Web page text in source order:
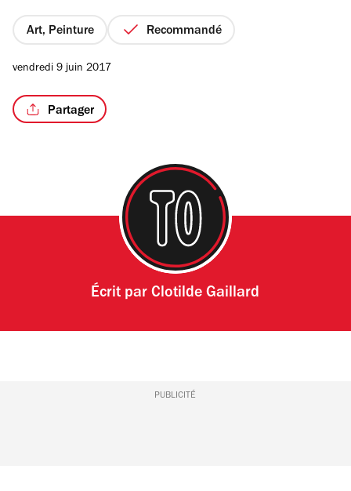
Art, Peinture Recommandé
vendredi 9 juin 2017
Partager
Écrit parClotilde Gaillard
PUBLICITÉ